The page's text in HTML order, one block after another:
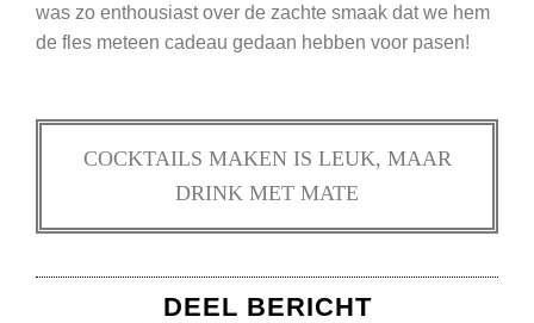
was zo enthousiast over de zachte smaak dat we hem
de fles meteen cadeau gedaan hebben voor pasen!
COCKTAILS MAKEN IS LEUK, MAAR
DRINK MET MATE
DEEL BERICHT